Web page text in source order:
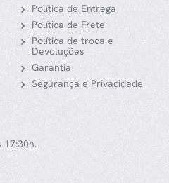
Política de Entrega
Política de Frete
Política de troca e
Devoluções
Garantia
Segurança e Privacidade
17:30h.